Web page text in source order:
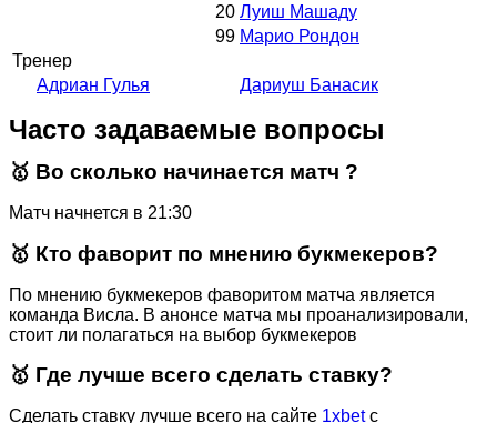
20 Луиш Машаду
99 Марио Рондон
Тренер
Адриан Гулья
Дариуш Банасик
Часто задаваемые вопросы
🥇 Во сколько начинается матч ?
Матч начнется в 21:30
🥇 Кто фаворит по мнению букмекеров?
По мнению букмекеров фаворитом матча является
команда Висла. В анонсе матча мы проанализировали,
стоит ли полагаться на выбор букмекеров
🥇 Где лучше всего сделать ставку?
Сделать ставку лучше всего на сайте 1xbetс